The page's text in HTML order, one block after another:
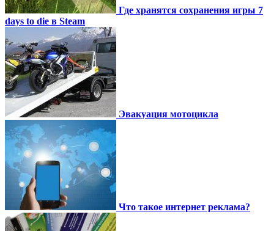
Где хранятся сохранения игры 7
days to die в Steam
Эвакуация мотоцикла
Что такое интернет реклама?